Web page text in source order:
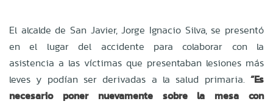
El alcalde de San Javier, Jorge Ignacio Silva, se presentó
en el lugar del accidente para colaborar con la
asistencia a las víctimas que presentaban lesiones más
leves y podían ser derivadas a la salud primaria. “Es
necesario poner nuevamente sobre la mesa con